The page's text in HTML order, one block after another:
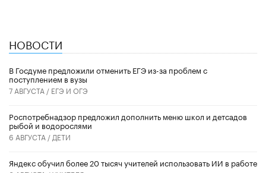
НОВОСТИ
В Госдуме предложили отменить ЕГЭ из-за проблем с
поступлением в вузы
7 АВГУСТА / ЕГЭ И ОГЭ
Роспотребнадзор предложил дополнить меню школ и детсадов
рыбой и водорослями
6 АВГУСТА / ДЕТИ
​Яндекс обучил более 20 тысяч учителей использовать ИИ в работе